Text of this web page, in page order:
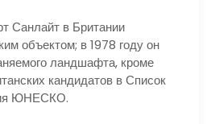
Санлайт в Британии
объектом; в 1978 году он
ландшафта, кроме
кандидатов в Список
ЮНЕСКО.